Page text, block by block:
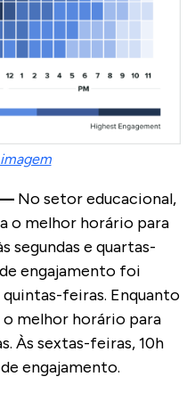
— No setor educacional,
o melhor horário para
segundas e quartas-
engajamento foi
quintas-feiras. Enquanto
o melhor horário para
Às sextas-feiras, 10h
engajamento.